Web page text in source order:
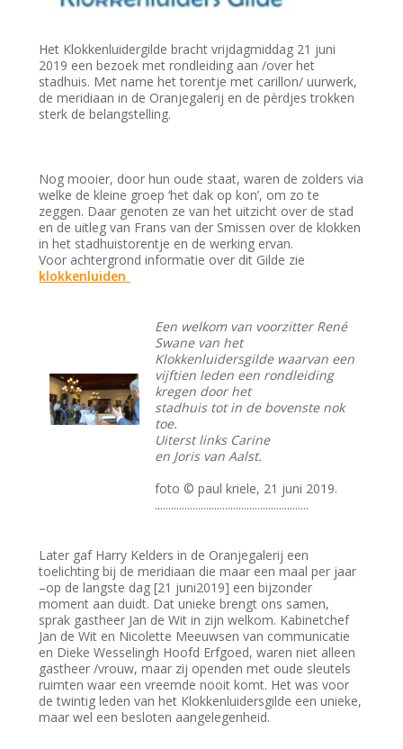
Het Klokkenluidergilde bracht vrijdagmiddag 21 juni
2019 een bezoek met rondleiding aan /over het
stadhuis. Met name het torentje met carillon/ uurwerk,
de meridiaan in de Oranjegalerij en de pèrdjes trokken
sterk de belangstelling.
Nog mooier, door hun oude staat, waren de zolders via
welke de kleine groep ‘het dak op kon’, om zo te
zeggen. Daar genoten ze van het uitzicht over de stad
en de uitleg van Frans van der Smissen over de klokken
in het stadhuistorentje en de werking ervan.
Voor achtergrond informatie over dit Gilde zie
klokkenluiden
Een welkom van voorzitter René
Swane van het
Klokkenluidersgilde waarvan een
vijftien leden een rondleiding
kregen door het
stadhuis tot in de bovenste nok
toe.
Uiterst links Carine
en Joris van Aalst.
foto © paul kriele, 21 juni 2019.
.........................................................
Later gaf Harry Kelders in de Oranjegalerij een
toelichting bij de meridiaan die maar een maal per jaar
–op de langste dag [21 juni2019] een bijzonder
moment aan duidt. Dat unieke brengt ons samen,
sprak gastheer Jan de Wit in zijn welkom. Kabinetchef
Jan de Wit en Nicolette Meeuwsen van communicatie
en Dieke Wesselingh Hoofd Erfgoed, waren niet alleen
gastheer /vrouw, maar zij openden met oude sleutels
ruimten waar een vreemde nooit komt. Het was voor
de twintig leden van het Klokkenluidersgilde een unieke,
maar wel een besloten aangelegenheid.